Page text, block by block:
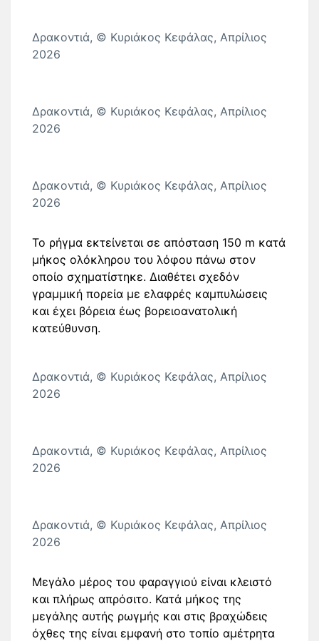
Δρακοντιά, © Κυριάκος Κεφάλας, Απρίλιος
2026
Δρακοντιά, © Κυριάκος Κεφάλας, Απρίλιος
2026
Δρακοντιά, © Κυριάκος Κεφάλας, Απρίλιος
2026
Το ρήγμα εκτείνεται σε απόσταση 150 m κατά
μήκος ολόκληρου του λόφου πάνω στον
οποίο σχηματίστηκε. Διαθέτει σχεδόν
γραμμική πορεία με ελαφρές καμπυλώσεις
και έχει βόρεια έως βορειοανατολική
κατεύθυνση.
Δρακοντιά, © Κυριάκος Κεφάλας, Απρίλιος
2026
Δρακοντιά, © Κυριάκος Κεφάλας, Απρίλιος
2026
Δρακοντιά, © Κυριάκος Κεφάλας, Απρίλιος
2026
Μεγάλο μέρος του φαραγγιού είναι κλειστό
και πλήρως απρόσιτο. Κατά μήκος της
μεγάλης αυτής ρωγμής και στις βραχώδεις
όχθες της είναι εμφανή στο τοπίο αμέτρητα